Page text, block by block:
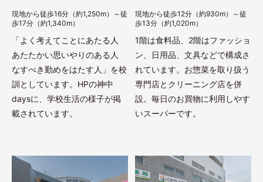
現地から徒歩16分（約1,250m）～徒
歩17分（約1,340m）
「よく考えてことにあたる人
あたたかい思いやりのある人
なすべき勤めをはたす人」を校
訓としています。HPの神中
daysに、学校生活の様子が掲
載されています。
現地から徒歩12分（約930m）～徒
歩13分（約1,020m）
1階は食料品、2階はファッショ
ン、日用品、文具などで構成さ
れています。お惣菜を取り扱う
専門店とクリーニング店を併
設。毎日のお買物に利用しやす
いスーパーです。